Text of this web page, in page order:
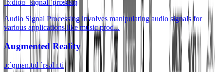
ˈɔːdioʊ ˈsɪɡnəl ˈprɒsɛsɪŋ
Audio Signal Processing involves manipulating audio signals for
various applications like music prod...
Augmented Reality
ɔːˈɡmɛn.tɪd ˈrɛəl.ɪ.ti